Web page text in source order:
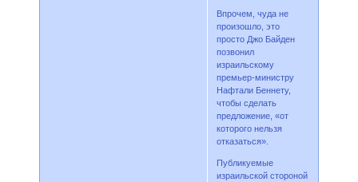
Впрочем, чуда не
произошло, это
просто Джо Байден
позвонил
израильскому
премьер-министру
Нафтали Беннету,
чтобы сделать
предложение, «от
которого нельзя
отказаться».
Публикуемые
израильской стороной